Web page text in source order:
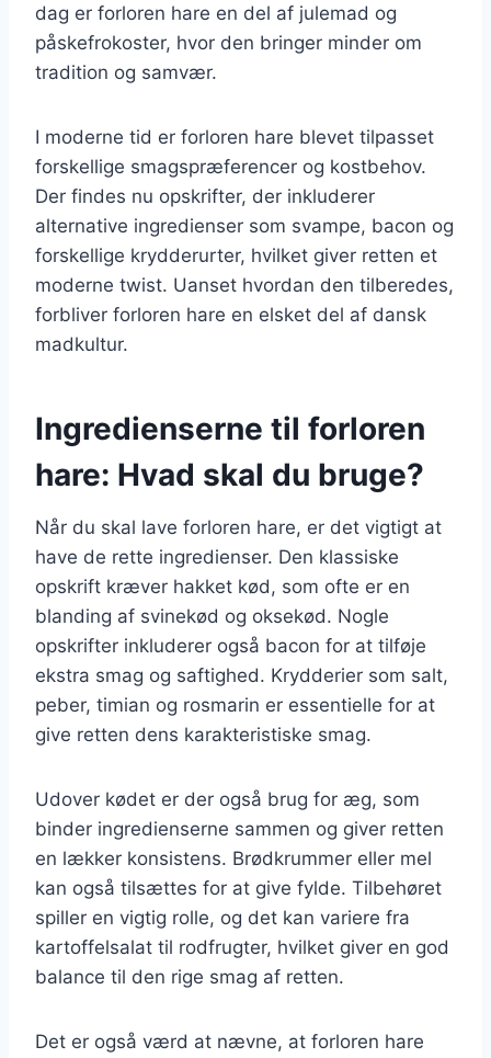
dag er forloren hare en del af julemad og
påskefrokoster, hvor den bringer minder om
tradition og samvær.
I moderne tid er forloren hare blevet tilpasset
forskellige smagspræferencer og kostbehov.
Der findes nu opskrifter, der inkluderer
alternative ingredienser som svampe, bacon og
forskellige krydderurter, hvilket giver retten et
moderne twist. Uanset hvordan den tilberedes,
forbliver forloren hare en elsket del af dansk
madkultur.
Ingredienserne til forloren
hare: Hvad skal du bruge?
Når du skal lave forloren hare, er det vigtigt at
have de rette ingredienser. Den klassiske
opskrift kræver hakket kød, som ofte er en
blanding af svinekød og oksekød. Nogle
opskrifter inkluderer også bacon for at tilføje
ekstra smag og saftighed. Krydderier som salt,
peber, timian og rosmarin er essentielle for at
give retten dens karakteristiske smag.
Udover kødet er der også brug for æg, som
binder ingredienserne sammen og giver retten
en lækker konsistens. Brødkrummer eller mel
kan også tilsættes for at give fylde. Tilbehøret
spiller en vigtig rolle, og det kan variere fra
kartoffelsalat til rodfrugter, hvilket giver en god
balance til den rige smag af retten.
Det er også værd at nævne, at forloren hare